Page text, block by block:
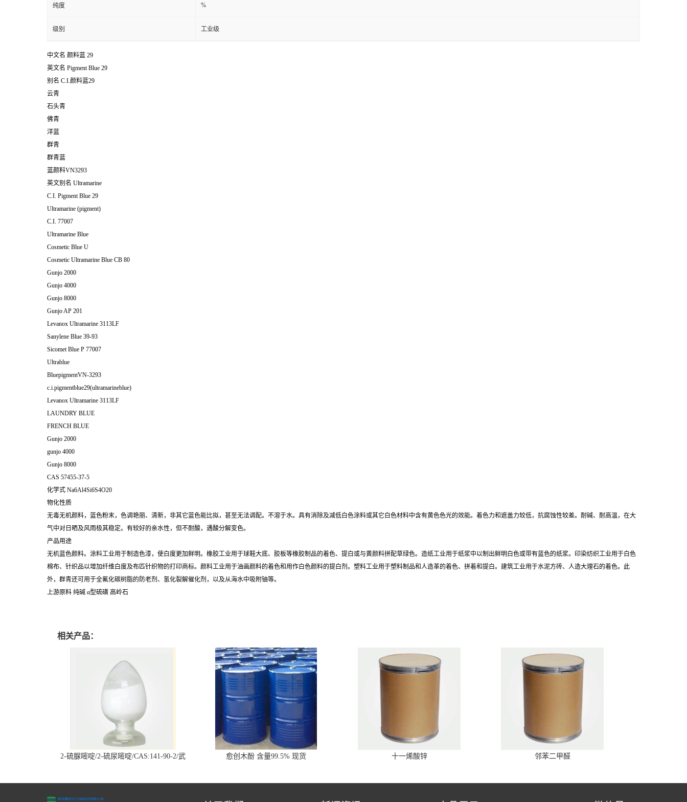
纯度 %
级别 工业级
中文名 颜料蓝 29
英文名 Pigment Blue 29
别名 C.I.颜料蓝29
云青
石头青
佛青
洋蓝
群青
群青蓝
蓝颜料VN3293
英文别名 Ultramarine
C.I. Pigment Blue 29
Ultramarine (pigment)
C.I. 77007
Ultramarine Blue
Cosmetic Blue U
Cosmetic Ultramarine Blue CB 80
Gunjo 2000
Gunjo 4000
Gunjo 8000
Gunjo AP 201
Levanox Ultramarine 3113LF
Sanylene Blue 39-93
Sicomet Blue P 77007
Ultrablue
BluepigmentVN-3293
c.i.pigmentblue29(ultramarineblue)
Levanox Ultramarine 3113LF
LAUNDRY BLUE
FRENCH BLUE
Gunjo 2000
gunjo 4000
Gunjo 8000
CAS 57455-37-5
化学式 Na6Al4Si6S4O20
物化性质
无毒无机颜料，蓝色粉末，色调艳丽、清新，非其它蓝色能比拟，甚至无法调配。不溶于水。具有消除及减低白色涂料或其它白色材料中含有黄色色光的效能。着色力和遮盖力较低，抗腐蚀性较差。耐碱、耐高温，在大
气中对日晒及风雨极其稳定。有较好的亲水性，但不耐酸，遇酸分解变色。
产品用途
无机蓝色颜料。涂料工业用于制造色漆，使白度更加鲜明。橡胶工业用于球鞋大底、胶板等橡胶制品的着色、提白或与黄颜料拼配草绿色。造纸工业用于纸浆中以制出鲜明白色或带有蓝色的纸浆。印染纺织工业用于白色
棉布、针织品以增加纤维白度及布匹针织物的打印商标。颜料工业用于油画颜料的着色和用作白色颜料的提白剂。塑料工业用于塑料制品和人造革的着色、拼着和提白。建筑工业用于水泥方砖、人造大理石的着色。此
外，群青还可用于全氟化碳树脂的防老剂、氢化裂解催化剂，以及从海水中吸附铀等。
上游原料 纯碱 α型硫磺 高岭石
相关产品：
2-硫脲嘧啶/2-硫尿嘧啶/CAS:141-90-2/武
愈创木酚 含量99.5% 现货 十一烯酸锌 邻苯二甲醛